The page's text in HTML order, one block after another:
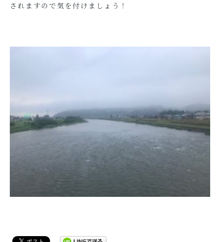
されますので気を付けましょう！